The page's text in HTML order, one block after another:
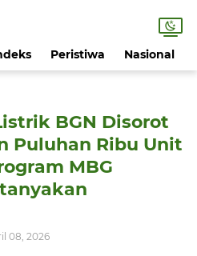
Peristiwa Nasional
BGN Disorot
Puluhan Ribu Unit
MBG
08, 2026